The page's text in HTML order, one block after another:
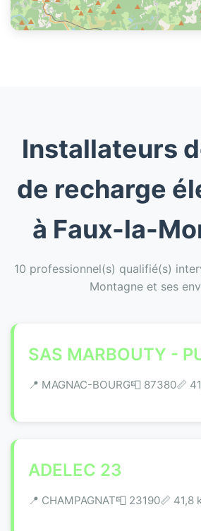
Installateurs
de recharge
à Faux-la-
10 professionnel(s) qualifié(s)
Montagne et ses
SAS MARBOUTY -
📍 MAGNAC-BOURG📮 87380📏
ADELEC 23
📍 CHAMPAGNAT📮 23190📏 41,8